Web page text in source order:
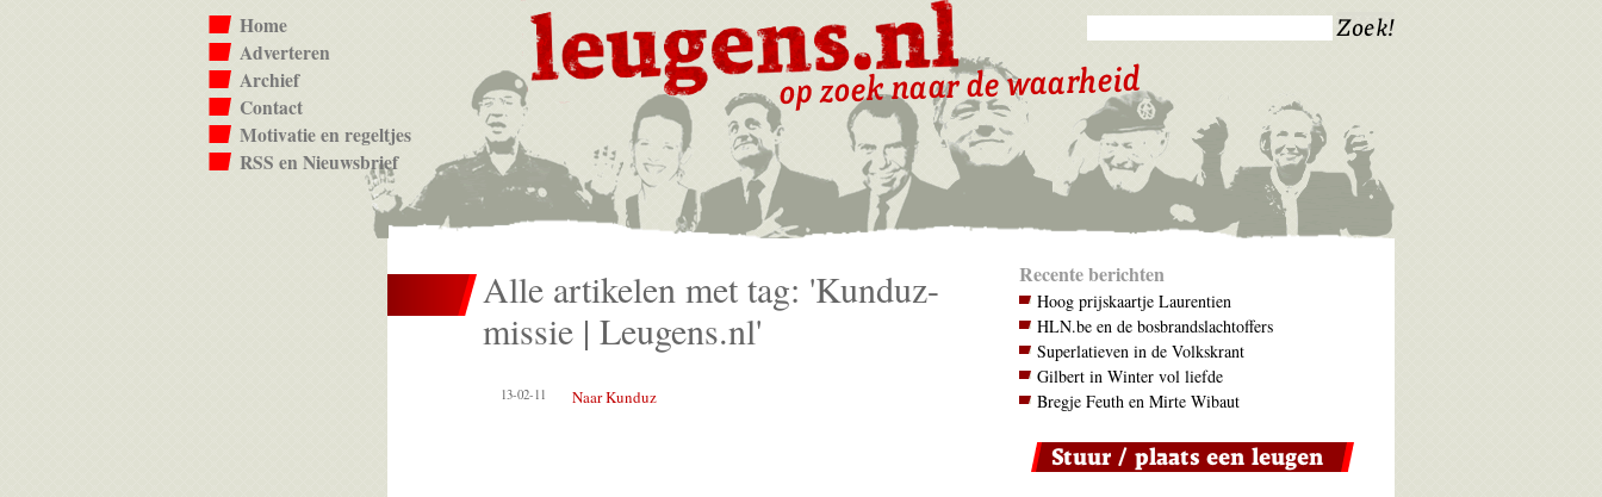
Home
Adverteren
Archief
Contact
Motivatie en regeltjes
RSS en Nieuwsbrief
Alle artikelen met tag: 'Kunduz-
missie | Leugens.nl'
13-02-11 Naar Kunduz
Recente berichten
Hoog prijskaartje Laurentien
HLN.be en de bosbrandslachtoffers
Superlatieven in de Volkskrant
Gilbert in Winter vol liefde
Bregje Feuth en Mirte Wibaut